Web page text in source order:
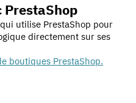
PrestaShop
utilise PrestaShop pour
directement sur ses
boutiques PrestaShop.